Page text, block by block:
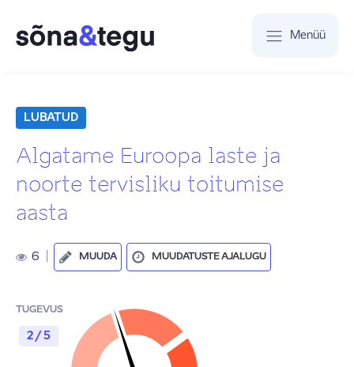
Menüü
LUBATUD
Algatame Euroopa laste ja
noorte tervisliku toitumise
aasta
6 MUUDA MUUDATUSTE AJALUGU
TUGEVUS
2 / 5